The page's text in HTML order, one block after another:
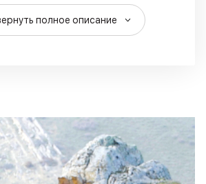
полное описание